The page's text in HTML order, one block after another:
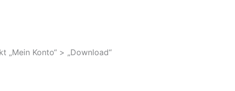
Konto“ > „Download“